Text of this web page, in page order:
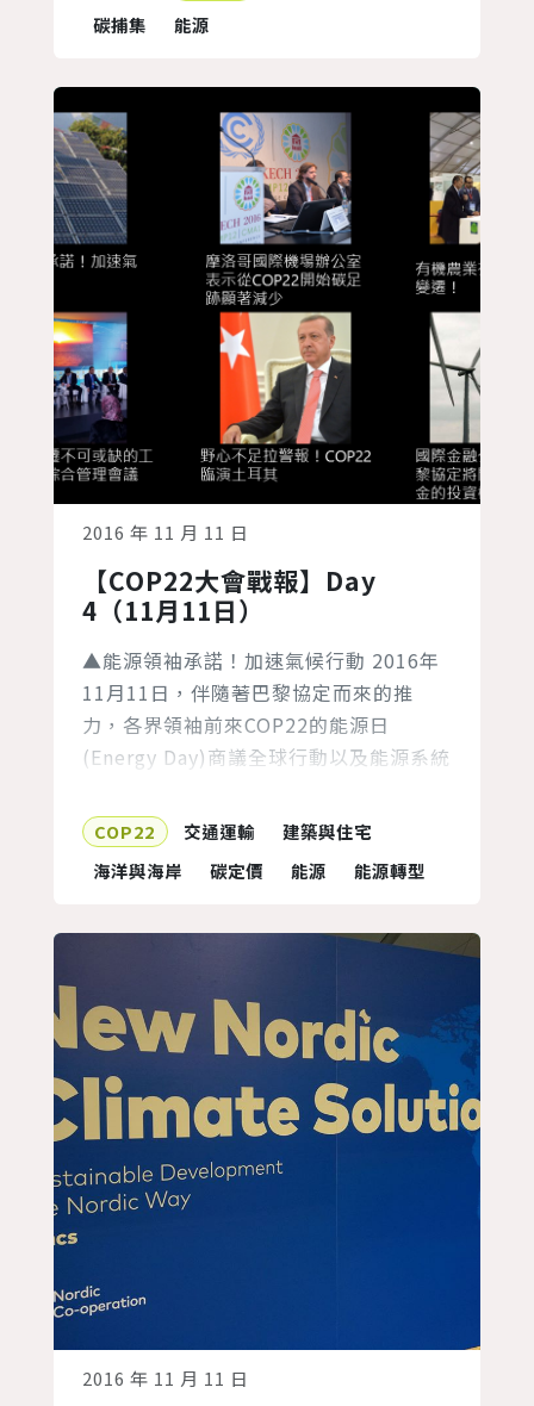
策略行動路徑圖！ 路徑圖中提出了六大
策略行動： 一、加強海洋議題在氣候變
基礎的再生能源、研發海洋相...
碳捕集 能源
2016 年 11 月 11 日
【COP22大會戰報】Day
4（11月11日）
▲能源領袖承諾！加速氣候行動 2016年
11月11日，伴隨著巴黎協定而來的推
力，各界領袖前來COP22的能源日
(Energy Day)商議全球行動以及能源系統
一步的能源轉型行動，包括集結更新型態
的資本額和投資者、非洲再生能源倡議計
畫、小島國家能源系統轉型、以及今年
轉型。 「實現巴黎協定目標的重點，是
COP22 交通運輸
建築與住宅
海洋與海岸
碳定價 能源 能源轉型
2016 年 11 月 11 日